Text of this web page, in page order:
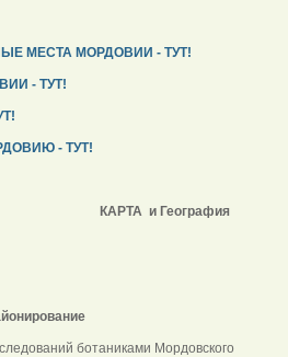
МЕСТА МОРДОВИИ - ТУТ!
- ТУТ!
- ТУТ!
КАРТА и География
ботаниками Мордовского